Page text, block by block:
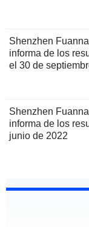
Shenzhen
informa de los
el 30 de
Shenzhen
informa de los
junio de 2022